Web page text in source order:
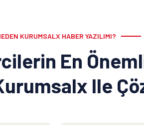
KURUMSALX HABER YAZILIMI?
En
Ile